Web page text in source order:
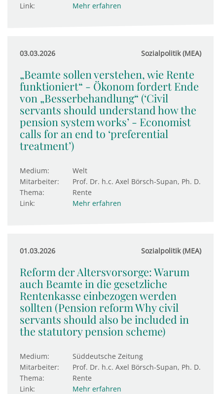
Link:
Mehr erfahren
03.03.2026 Sozialpolitik (MEA)
„Beamte sollen verstehen, wie Rente
funktioniert“ - Ökonom fordert Ende
von „Besserbehandlung“ (‘Civil
servants should understand how the
pension system works’ - Economist
calls for an end to ‘preferential
treatment’)
Medium:
Welt
Mitarbeiter:
Prof. Dr. h.c. Axel Börsch-Supan, Ph. D.
Thema:
Rente
Link:
Mehr erfahren
01.03.2026 Sozialpolitik (MEA)
Reform der Altersvorsorge: Warum
auch Beamte in die gesetzliche
Rentenkasse einbezogen werden
sollten (Pension reform Why civil
servants should also be included in
the statutory pension scheme)
Medium:
Süddeutsche Zeitung
Mitarbeiter:
Prof. Dr. h.c. Axel Börsch-Supan, Ph. D.
Thema:
Rente
Link:
Mehr erfahren